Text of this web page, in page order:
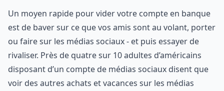
Un moyen rapide pour vider votre compte en banque
est de baver sur ce que vos amis sont au volant, porter
ou faire sur les médias sociaux - et puis essayer de
rivaliser. Près de quatre sur 10 adultes d’américains
disposant d’un compte de médias sociaux disent que
voir des autres achats et vacances sur les médias